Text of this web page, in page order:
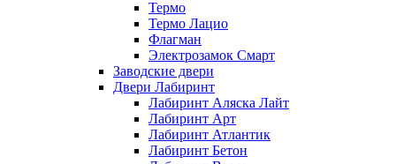
Термо
Термо Лацио
Флагман
Электрозамок Смарт
Заводские двери
Двери Лабиринт
Лабиринт Аляска Лайт
Лабиринт Арт
Лабиринт Атлантик
Лабиринт Бетон